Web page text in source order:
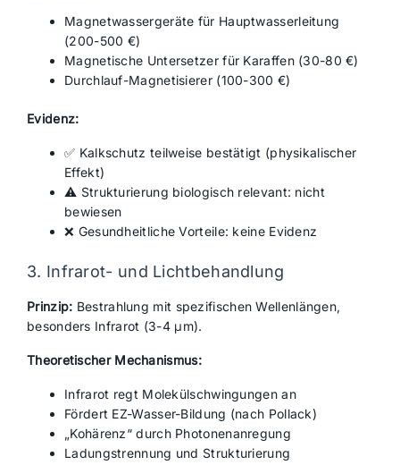
Magnetwassergeräte für Hauptwasserleitung
(200-500 €)
Magnetische Untersetzer für Karaffen (30-80 €)
Durchlauf-Magnetisierer (100-300 €)
Evidenz:
✅ Kalkschutz teilweise bestätigt (physikalischer
Effekt)
⚠️ Strukturierung biologisch relevant: nicht
bewiesen
❌ Gesundheitliche Vorteile: keine Evidenz
3. Infrarot- und Lichtbehandlung
Prinzip: Bestrahlung mit spezifischen Wellenlängen,
besonders Infrarot (3-4 μm).
Theoretischer Mechanismus:
Infrarot regt Molekülschwingungen an
Fördert EZ-Wasser-Bildung (nach Pollack)
„Kohärenz“ durch Photonenanregung
Ladungstrennung und Strukturierung